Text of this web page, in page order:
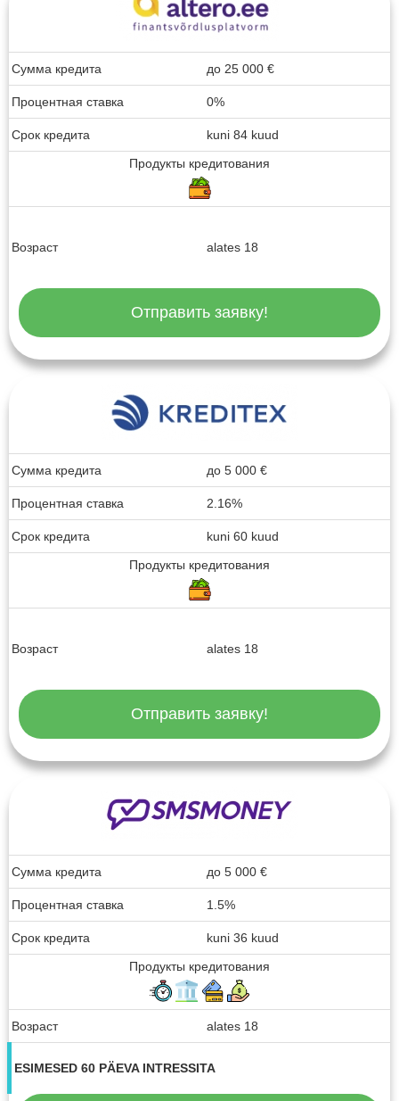
Сумма кредита до 25 000 €
Процентная ставка 0%
Срок кредита
kuni 84 kuud
Продукты кредитования
Возраст alates 18
Отправить заявку!
Сумма кредита до 5 000 €
Процентная ставка 2.16%
Срок кредита
kuni 60 kuud
Продукты кредитования
Возраст alates 18
Отправить заявку!
Сумма кредита до 5 000 €
Процентная ставка 1.5%
Срок кредита
kuni 36 kuud
Продукты кредитования
Возраст alates 18
ESIMESED 60 PÄEVA INTRESSITA